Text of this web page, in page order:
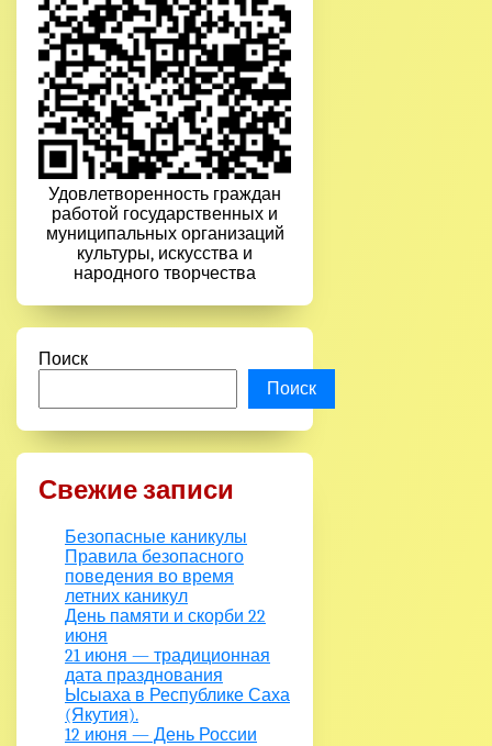
Удовлетворенность граждан
работой государственных и
муниципальных организаций
культуры, искусства и
народного творчества
Поиск
Поиск
Свежие записи
Безопасные каникулы
Правила безопасного
поведения во время
летних каникул
День памяти и скорби 22
июня
21 июня — традиционная
дата празднования
Ысыаха в Республике Саха
(Якутия).
12 июня — День России